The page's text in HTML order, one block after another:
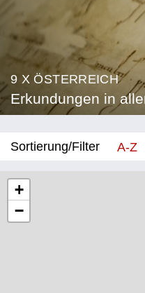
9 X ÖSTERREICH
Erkundungen in
Sortierung/Filter
A-Z
+
−